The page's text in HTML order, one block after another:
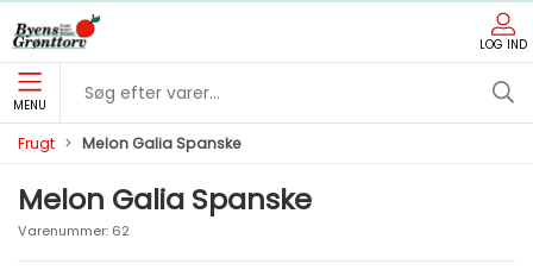
LOG IND
MENU
Frugt Melon Galia Spanske
Melon Galia Spanske
Varenummer: 62